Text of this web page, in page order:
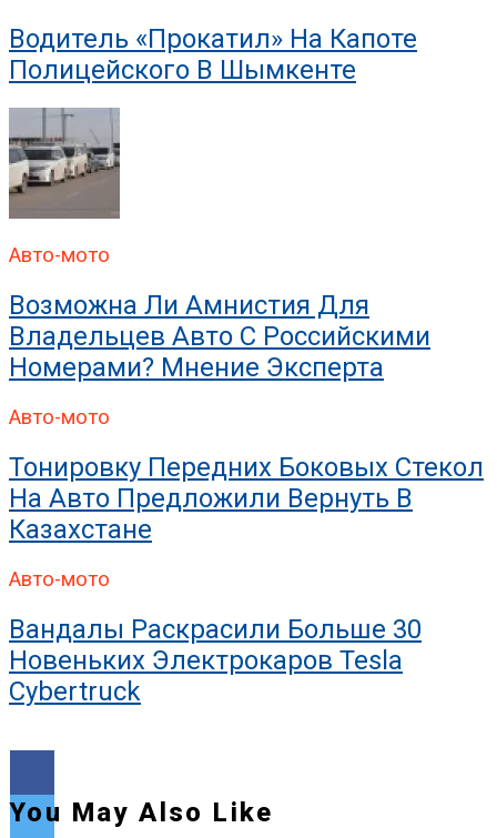
Водитель «прокатил» На Капоте
Полицейского В Шымкенте
Авто-мото
Возможна Ли Амнистия Для
Владельцев Авто С Российскими
Номерами? Мнение Эксперта
Авто-мото
Тонировку Передних Боковых Стекол
На Авто Предложили Вернуть В
Казахстане
Авто-мото
Вандалы Раскрасили Больше 30
Новеньких Электрокаров Tesla
Cybertruck
You May Also Like